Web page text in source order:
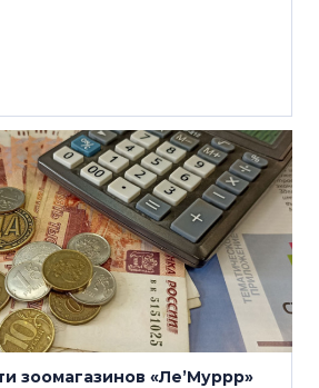
зоомагазинов «Ле’Муррр»